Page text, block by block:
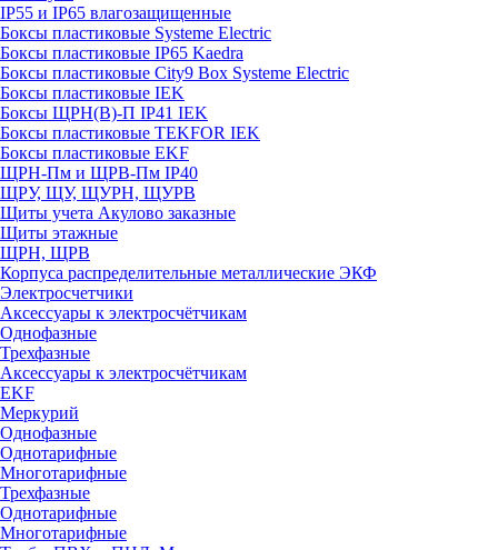
IP55 и IP65 влагозащищенные
Боксы пластиковые Systeme Electric
Боксы пластиковые IP65 Kaedra
Боксы пластиковые City9 Box Systeme Electric
Боксы пластиковые IEK
Боксы ЩРН(В)-П IP41 IEK
Боксы пластиковые TEKFOR IEK
Боксы пластиковые EKF
ЩРН-Пм и ЩРВ-Пм IP40
ЩРУ, ЩУ, ЩУРН, ЩУРВ
Щиты учета Акулово заказные
Щиты этажные
ЩРН, ЩРВ
Корпуса распределительные металлические ЭКФ
Электросчетчики
Аксессуары к электросчётчикам
Однофазные
Трехфазные
Аксессуары к электросчётчикам
EKF
Меркурий
Однофазные
Однотарифные
Многотарифные
Трехфазные
Однотарифные
Многотарифные